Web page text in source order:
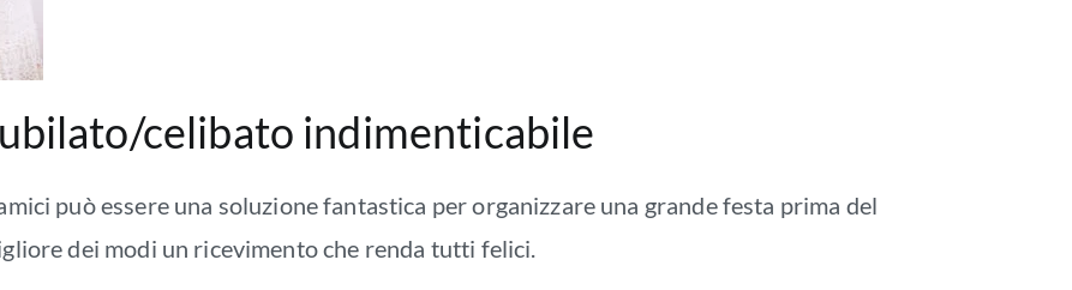
celibato indimenticabile
può essere una soluzione fantastica per organizzare una grande festa prima del
dei modi un ricevimento che renda tutti felici.